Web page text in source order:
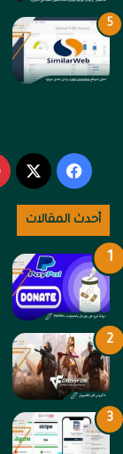
فيسبوك
أحدث المقالات